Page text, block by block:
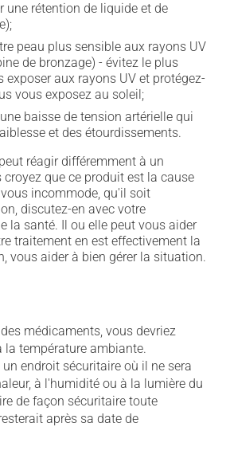
une rétention de liquide et de
peau plus sensible aux rayons UV
de bronzage) - évitez le plus
exposer aux rayons UV et protégez-
vous exposez au soleil;
baisse de tension artérielle qui
et des étourdissements.
réagir différemment à un
que ce produit est la cause
incommode, qu'il soit
discutez-en avec votre
la santé. Il ou elle peut vous aider
traitement en est effectivement la
vous aider à bien gérer la situation.
médicaments, vous devriez
la température ambiante.
endroit sécuritaire où il ne sera
à l'humidité ou à la lumière du
de façon sécuritaire toute
après sa date de